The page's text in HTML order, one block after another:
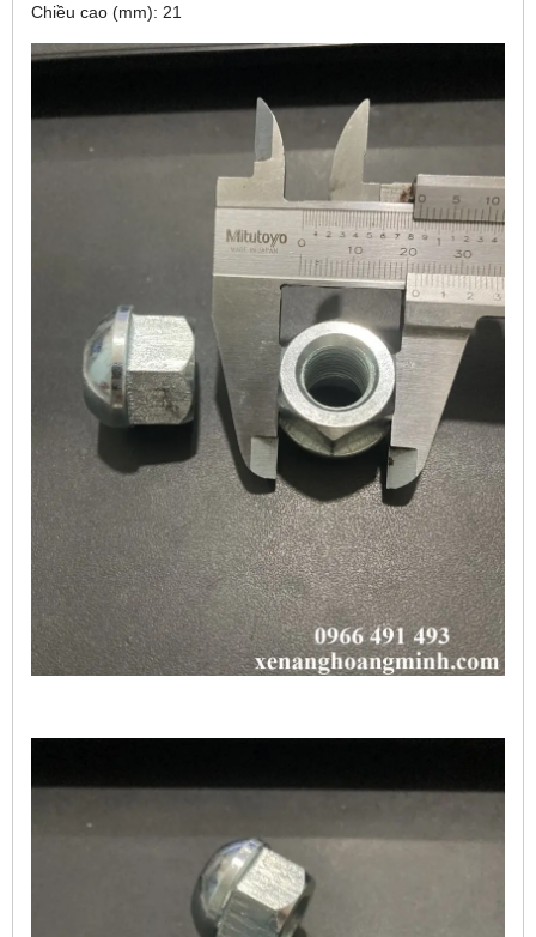
Chiều cao (mm): 21